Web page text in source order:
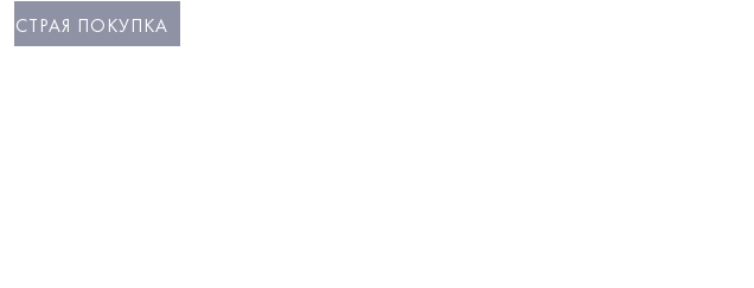
БЫСТРАЯ ПОКУПКА